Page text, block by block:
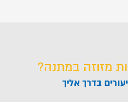
מזוזה במתנה?
בדרך אליך